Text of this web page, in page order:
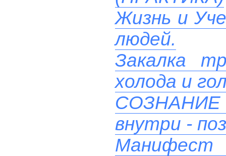
Жизнь и
людей.
Закалка
холода и
внутри -